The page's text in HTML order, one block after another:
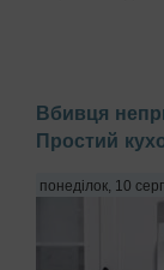
Вбивця
Простий
понеділок, 10